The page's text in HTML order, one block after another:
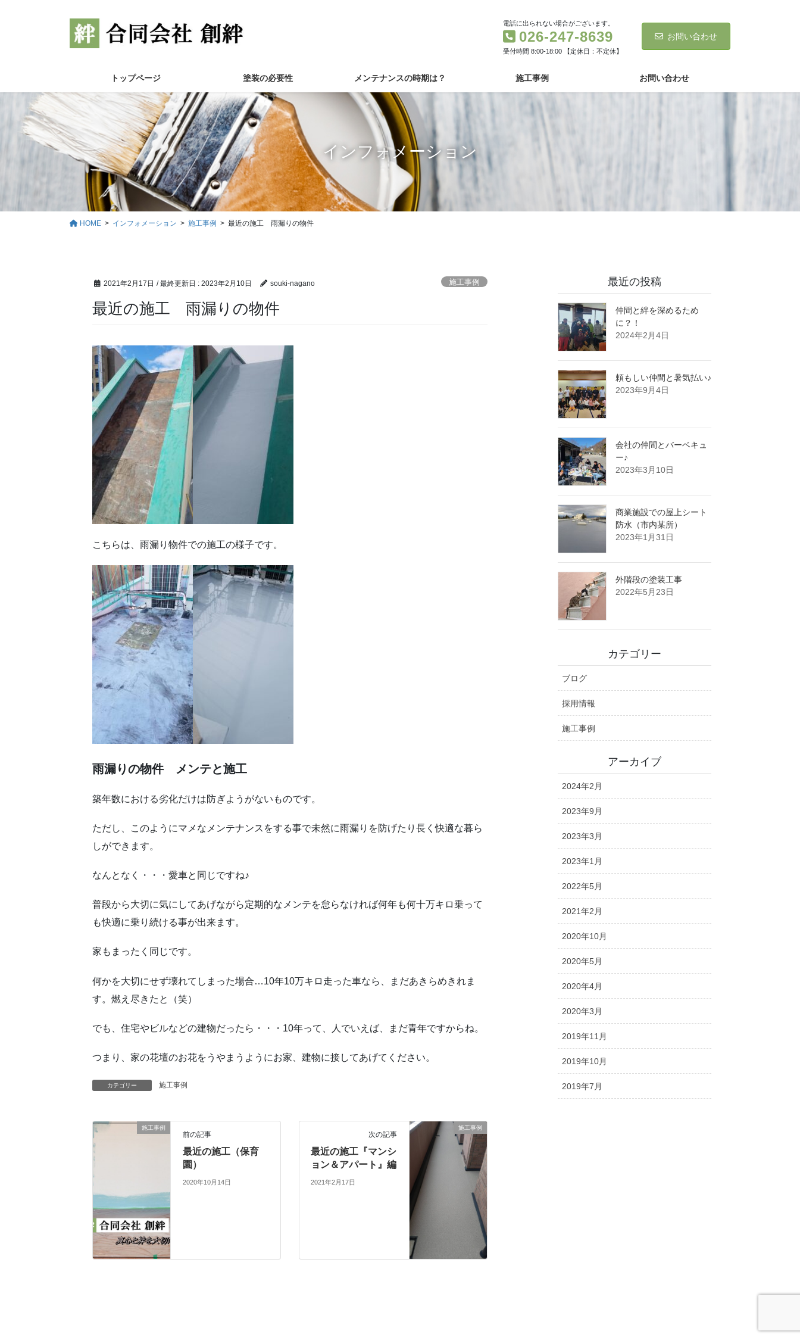
移
ン
電話に出られない場合がございます。
026-247-8639
受付時間 8:00-18:00 【定休日：不定休】
お問い合わせ
トップページ 塗装の必要性 メンテナンスの時期は？ 施工事例 お問い合わせ
インフォメーション
HOME インフォメーション 施工事例 最近の施工 雨漏りの物件
2021年2月17日 / 最終更新日 :2023年2月10日 souki-nagano 施工事例
最近の施工 雨漏りの物件
こちらは、雨漏り物件での施工の様子です。
雨漏りの物件 メンテと施工
築年数における劣化だけは防ぎようがないものです。
ただし、このようにマメなメンテナンスをする事で未然に雨漏りを防げたり長く快適な暮ら
しができます。
なんとなく・・・愛車と同じですね♪
普段から大切に気にしてあげながら定期的なメンテを怠らなければ何年も何十万キロ乗って
も快適に乗り続ける事が出来ます。
家もまったく同じです。
何かを大切にせず壊れてしまった場合…10年10万キロ走った車なら、まだあきらめきれま
す。燃え尽きたと（笑）
でも、住宅やビルなどの建物だったら・・・10年って、人でいえば、まだ青年ですからね。
つまり、家の花壇のお花をうやまうようにお家、建物に接してあげてください。
カテゴリー 施工事例
施工事例
前の記事
最近の施工（保育
園）
2020年10月14日
施工事例
次の記事
最近の施工『マンシ
ョン＆アパート』編
2021年2月17日
最近の投稿
仲間と絆を深めるため
に？！
2024年2月4日
頼もしい仲間と暑気払い♪
2023年9月4日
会社の仲間とバーベキュ
ー♪
2023年3月10日
商業施設での屋上シート
防水（市内某所）
2023年1月31日
外階段の塗装工事
2022年5月23日
カテゴリー
ブログ
採用情報
施工事例
アーカイブ
2024年2月
2023年9月
2023年3月
2023年1月
2022年5月
2021年2月
2020年10月
2020年5月
2020年4月
2020年3月
2019年11月
2019年10月
2019年7月